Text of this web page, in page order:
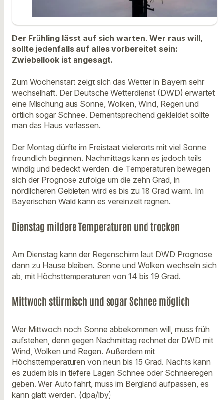
Der Frühling lässt auf sich warten. Wer raus will,
sollte jedenfalls auf alles vorbereitet sein:
Zwiebellook ist angesagt.
Zum Wochenstart zeigt sich das Wetter in Bayern sehr
wechselhaft. Der Deutsche Wetterdienst (DWD) erwartet
eine Mischung aus Sonne, Wolken, Wind, Regen und
örtlich sogar Schnee. Dementsprechend gekleidet sollte
man das Haus verlassen.
Der Montag dürfte im Freistaat vielerorts mit viel Sonne
freundlich beginnen. Nachmittags kann es jedoch teils
windig und bedeckt werden, die Temperaturen bewegen
sich der Prognose zufolge um die zehn Grad, in
nördlicheren Gebieten wird es bis zu 18 Grad warm. Im
Bayerischen Wald kann es vereinzelt regnen.
Dienstag mildere Temperaturen und trocken
Am Dienstag kann der Regenschirm laut DWD Prognose
dann zu Hause bleiben. Sonne und Wolken wechseln sich
ab, mit Höchsttemperaturen von 14 bis 19 Grad.
Mittwoch stürmisch und sogar Schnee möglich
Wer Mittwoch noch Sonne abbekommen will, muss früh
aufstehen, denn gegen Nachmittag rechnet der DWD mit
Wind, Wolken und Regen. Außerdem mit
Höchsttemperaturen von neun bis 15 Grad. Nachts kann
es zudem bis in tiefere Lagen Schnee oder Schneeregen
geben. Wer Auto fährt, muss im Bergland aufpassen, es
kann glatt werden. (dpa/lby)